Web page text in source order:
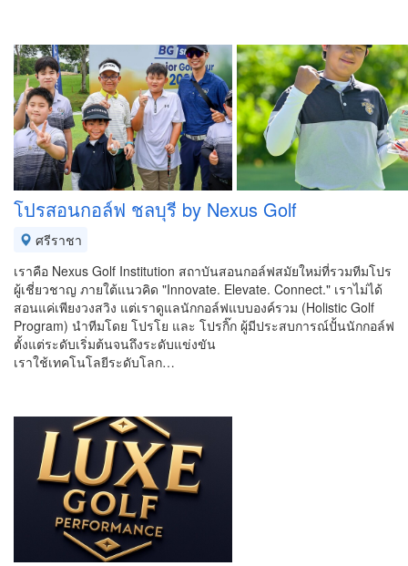
โปรสอนกอล์ฟ ชลบุรี by Nexus Golf
ศรีราชา
เราคือ Nexus Golf Institution สถาบันสอนกอล์ฟสมัยใหม่ที่รวมทีมโปร
ผู้เชี่ยวชาญ ภายใต้แนวคิด "Innovate. Elevate. Connect." เราไม่ได้
สอนแค่เพียงวงสวิง แต่เราดูแลนักกอล์ฟแบบองค์รวม (Holistic Golf
Program) นำทีมโดย โปรโย และ โปรกิ๊ก ผู้มีประสบการณ์ปั้นนักกอล์ฟ
ตั้งแต่ระดับเริ่มต้นจนถึงระดับแข่งขัน
เราใช้เทคโนโลยีระดับโลก…